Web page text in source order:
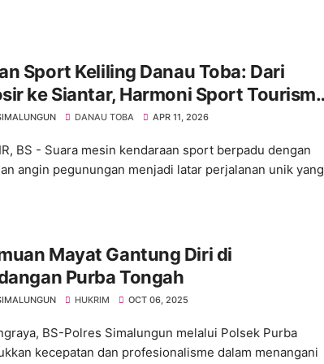
Sport Keliling Danau Toba: Dari
ke Siantar, Harmoni Sport Tourism
Alam Sumatera Utara
DANAU TOBA APR 11, 2026
BS - Suara mesin kendaraan sport berpadu dengan
angin pegunungan menjadi latar perjalanan unik yang
Mayat Gantung Diri di
Purba Tongah
HUKRIM OCT 06, 2025
BS-Polres Simalungun melalui Polsek Purba
kecepatan dan profesionalisme dalam menangani